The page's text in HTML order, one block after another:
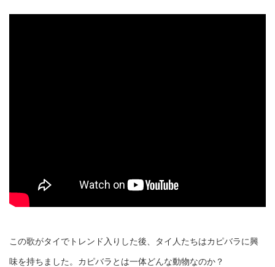
この歌がタイでトレンド入りした後、タイ人たちはカピバラに興
味を持ちました。カピバラとは一体どんな動物なのか？